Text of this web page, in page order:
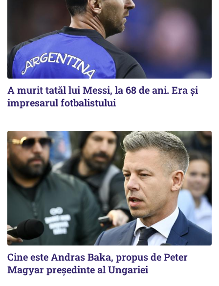
A murit tatăl lui Messi, la 68 de ani. Era și
impresarul fotbalistului
Cine este Andras Baka, propus de Peter
Magyar președinte al Ungariei